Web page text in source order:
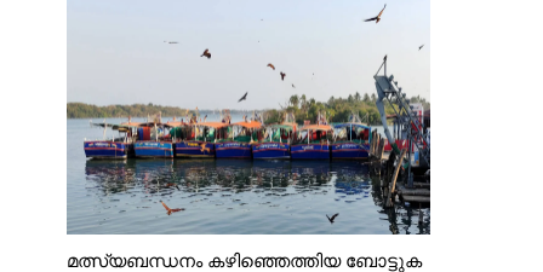
മത്സ്യബന്ധനം കഴിഞ്ഞെത്തിയ ബോട്ടുക